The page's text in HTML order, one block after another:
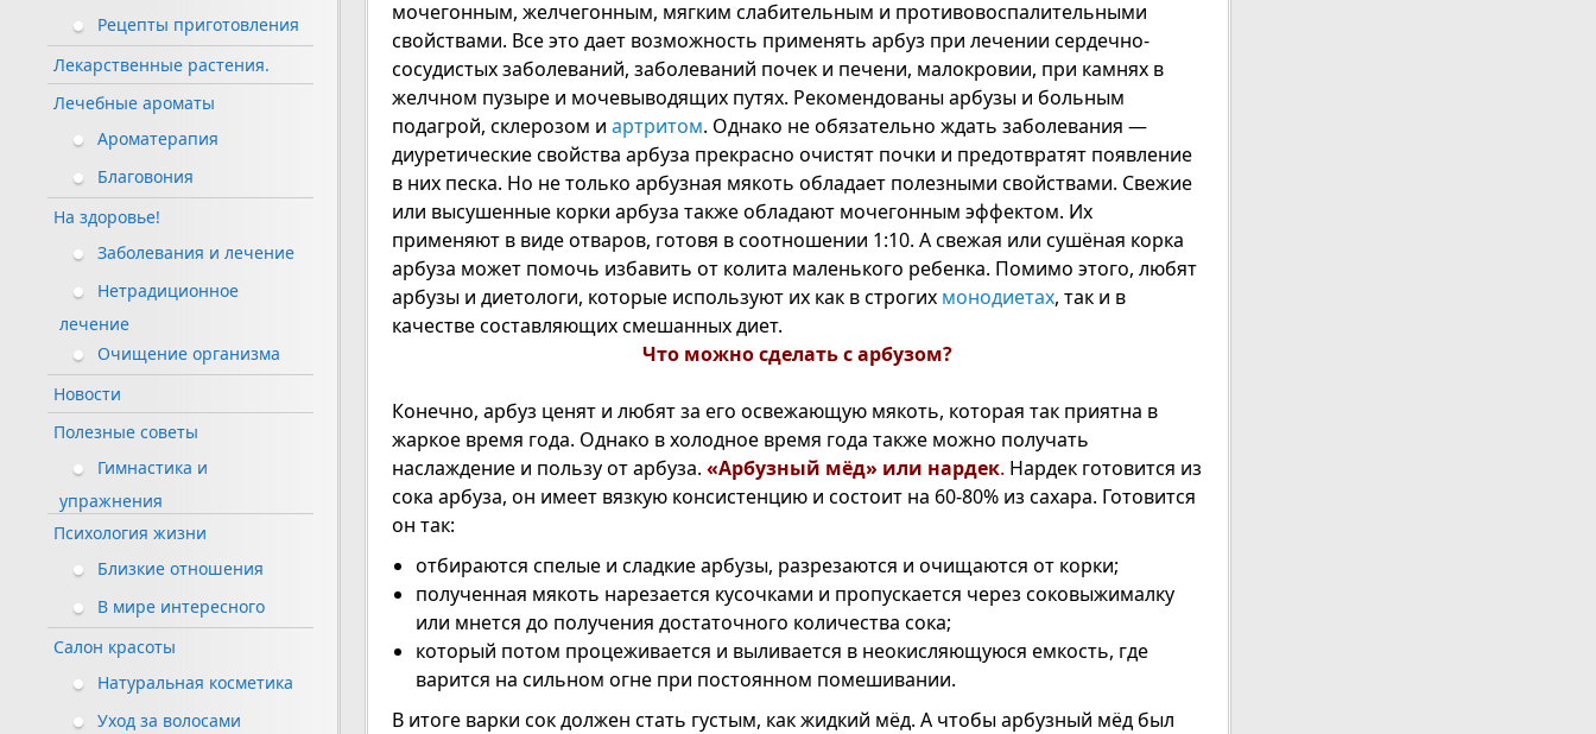
мочегонным, желчегонным, мягким слабительным и противовоспалительными
свойствами. Все это дает возможность применять арбуз при лечении сердечно-
сосудистых заболеваний, заболеваний почек и печени, малокровии, при камнях в
желчном пузыре и мочевыводящих путях. Рекомендованы арбузы и больным
подагрой, склерозом и артритом. Однако не обязательно ждать заболевания —
диуретические свойства арбуза прекрасно очистят почки и предотвратят появление
в них песка. Но не только арбузная мякоть обладает полезными свойствами. Свежие
или высушенные корки арбуза также обладают мочегонным эффектом. Их
применяют в виде отваров, готовя в соотношении 1:10. А свежая или сушёная корка
арбуза может помочь избавить от колита маленького ребенка. Помимо этого, любят
арбузы и диетологи, которые используют их как в строгих монодиетах, так и в
качестве составляющих смешанных диет.
Что можно сделать с арбузом?
Конечно, арбуз ценят и любят за его освежающую мякоть, которая так приятна в
жаркое время года. Однако в холодное время года также можно получать
наслаждение и пользу от арбуза. «Арбузный мёд» или нардек. Нардек готовится из
сока арбуза, он имеет вязкую консистенцию и состоит на 60-80% из сахара. Готовится
он так:
отбираются спелые и сладкие арбузы, разрезаются и очищаются от корки;
полученная мякоть нарезается кусочками и пропускается через соковыжималку
или мнется до получения достаточного количества сока;
который потом процеживается и выливается в неокисляющуюся емкость, где
варится на сильном огне при постоянном помешивании.
В итоге варки сок должен стать густым, как жидкий мёд. А чтобы арбузный мёд был
Рецепты приготовления
Лекарственные растения.
Лечебные ароматы
Ароматерапия
Благовония
На здоровье!
Заболевания и лечение
Нетрадиционное
лечение
Очищение организма
Новости
Полезные советы
Гимнастика и
упражнения
Психология жизни
Близкие отношения
В мире интересного
Салон красоты
Натуральная косметика
Уход за волосами